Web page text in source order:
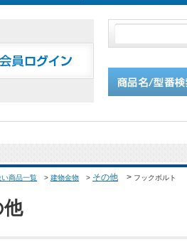
い商品一覧 > 建物金物 > その他 > フックボルト
他